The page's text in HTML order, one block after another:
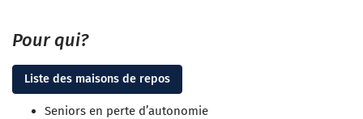
Pour qui?
Liste des maisons de repos
Seniors en perte d’autonomie